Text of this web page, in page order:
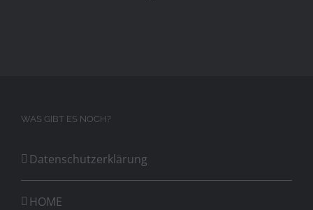
WAS GIBT ES NOCH?
Datenschutzerklärung
HOME